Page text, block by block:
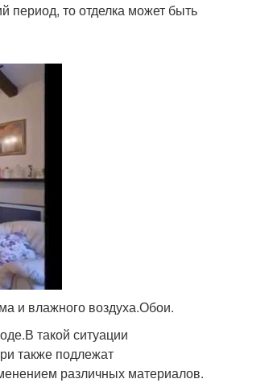
период, то отделка может быть
и влажного воздуха.Обои.
такой ситуации
также подлежат
различных материалов.